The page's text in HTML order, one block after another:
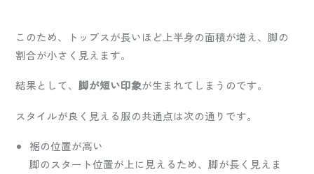
このため、トップスが長いほど上半身の面積が増え、脚の
割合が小さく見えます。
結果として、脚が短い印象が生まれてしまうのです。
スタイルが良く見える服の共通点は次の通りです。
裾の位置が高い
脚のスタート位置が上に見えるため、脚が長く見えま